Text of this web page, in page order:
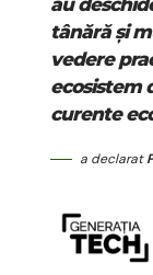
tânără și
vedere
ecosistem
curente
a declarat